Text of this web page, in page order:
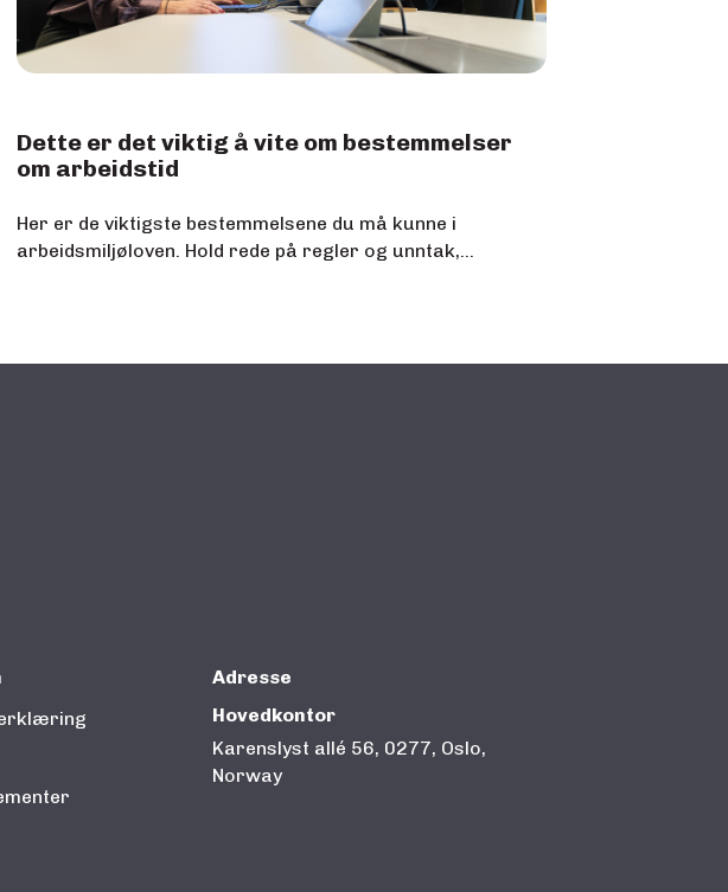
Dette er det viktig å vite om bestemmelser
om arbeidstid
Her er de viktigste bestemmelsene du må kunne i
arbeidsmiljøloven. Hold rede på regler og unntak,...
Adresse
Hovedkontor
Karenslyst allé 56, 0277, Oslo,
Norway